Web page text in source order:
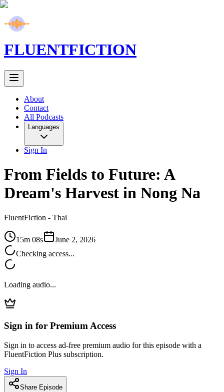
FLUENTFICTION
About
Contact
All Podcasts
Languages
Sign In
From Fields to Future: A
Dream's Harvest in Nong Na
FluentFiction - Thai
15m 08s
June 2, 2026
Checking access...
Loading audio...
Sign in for Premium Access
Sign in to access ad-free premium audio for this episode with a
FluentFiction Plus subscription.
Sign In
Share Episode